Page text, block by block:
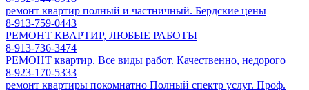
ремонт квартир полный и частничный. Бердские цены
8-913-759-0443
РЕМОНТ КВАРТИР, ЛЮБЫЕ РАБОТЫ
8-913-736-3474
РЕМОНТ квартир. Все виды работ. Качественно, недорого
8-923-170-5333
ремонт квартиры покомнатно Полный спектр услуг. Проф.